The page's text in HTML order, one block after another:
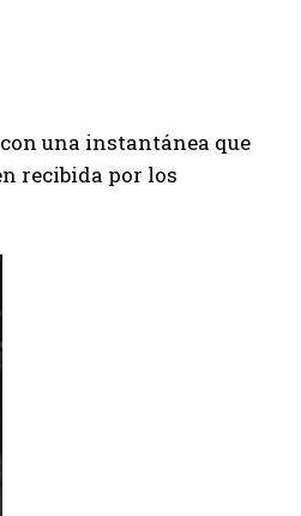
una instantánea que
recibida por los